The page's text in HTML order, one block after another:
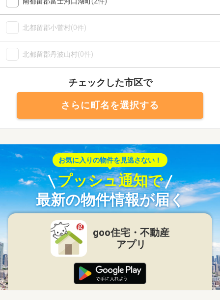
北都留郡小菅村(0件)
北都留郡丹波山村(0件)
チェックした市区で
さらに町名を選択する
お気に入りの物件を見逃さない！
プッシュ通知で
最新の物件情報が届く
goo住宅・不動産
アプリ